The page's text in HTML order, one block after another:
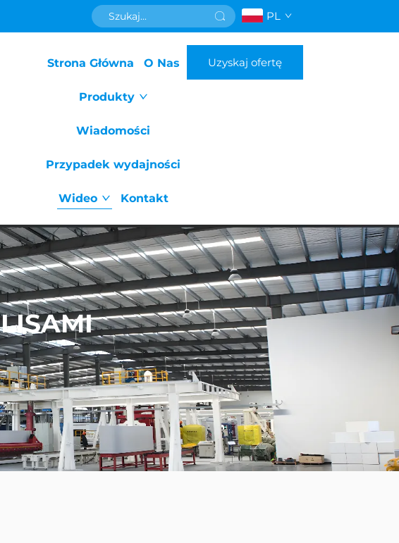
PL
Strona Główna O Nas
Produkty
Wiadomości
Przypadek wydajności
Wideo Kontakt
Uzyskaj ofertę